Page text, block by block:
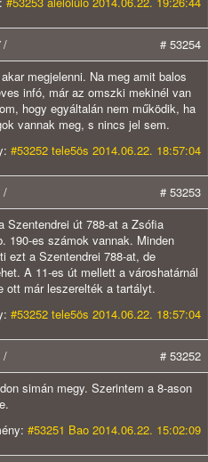
/
# 53254
megjelenni. Na meg amit balos
infó, már az omszki mekinél van
hogy egyáltalán nem működik, ha
vannak meg, s nincs jel sem.
#53252 tele5ös 2014.06.22. 18:57:04
/
# 53253
Szentendrei út 788-at a Zsófia
190-es számok vannak. Minden
ezt a Szentendrei 788-at, de
A 11-es út mellett a városhatárnál
ott már leszerelték a tartályt.
#53252 tele5ös 2014.06.22. 18:57:04
/
# 53252
simán megy. Szerintem a 8-ason
#53251 Bao 2014.06.22. 15:02:09